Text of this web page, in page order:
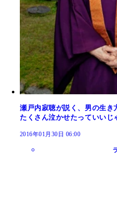
瀬戸内寂聴が説く、男の生き
たくさん泣かせたっていいじ
2016年01月30日 06:00